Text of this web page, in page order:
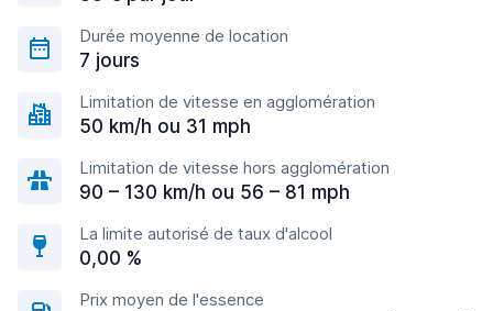
Durée moyenne de location
7 jours
Limitation de vitesse en agglomération
50 km/h ou 31 mph
Limitation de vitesse hors agglomération
90 – 130 km/h ou 56 – 81 mph
La limite autorisé de taux d'alcool
0,00 %
Prix moyen de l'essence